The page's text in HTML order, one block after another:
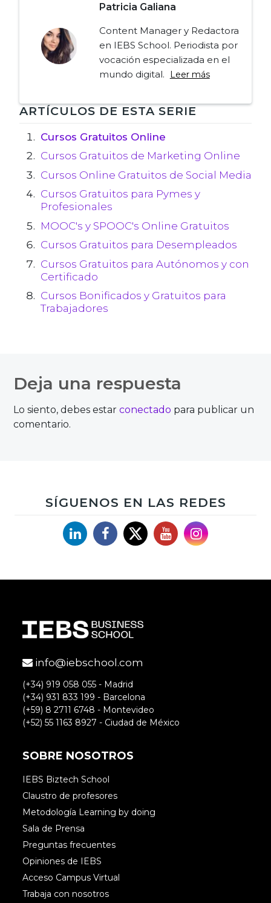
Patricia Galiana
Content Manager y Redactora
en IEBS School. Periodista por
vocación especializada en el
mundo digital.
Leer más
Navegación
de
entradas
ARTÍCULOS DE ESTA SERIE
Cursos Gratuitos Online
Cursos Gratuitos de Marketing Online
Cursos Online Gratuitos de Social Media
Cursos Gratuitos para Pymes y
Profesionales
MOOC's y SPOOC's Online Gratuitos
Cursos Gratuitos para Desempleados
Cursos Gratuitos para Autónomos y con
Certificado
Cursos Bonificados y Gratuitos para
Trabajadores
Deja una respuesta
Lo siento, debes estarconectado para publicar un
comentario.
SÍGUENOS EN LAS REDES
LinkedinFacebook
X YouTubeInstagram
info@iebschool.com
(+34) 919 058 055 - Madrid
(+34) 931 833 199 - Barcelona
(+59) 8 2711 6748 - Montevideo
(+52) 55 1163 8927 - Ciudad de México
SOBRE NOSOTROS
IEBS Biztech School
Claustro de profesores
Metodología Learning by doing
Sala de Prensa
Preguntas frecuentes
Opiniones de IEBS
Acceso Campus Virtual
Trabaja con nosotros